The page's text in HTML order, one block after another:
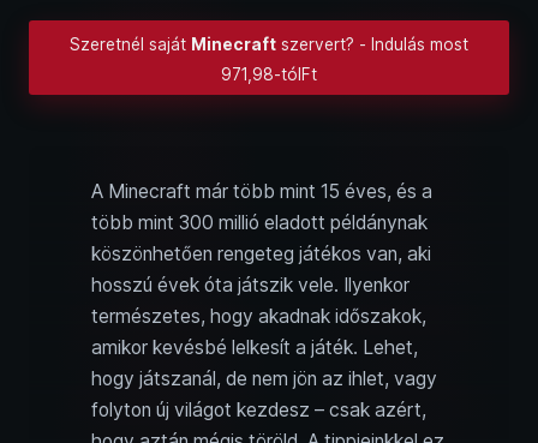
Szeretnél saját Minecraft szervert? - Indulás most
971,98-tólFt
A Minecraft már több mint 15 éves, és a
több mint 300 millió eladott példánynak
köszönhetően rengeteg játékos van, aki
hosszú évek óta játszik vele. Ilyenkor
természetes, hogy akadnak időszakok,
amikor kevésbé lelkesít a játék. Lehet,
hogy játszanál, de nem jön az ihlet, vagy
folyton új világot kezdesz – csak azért,